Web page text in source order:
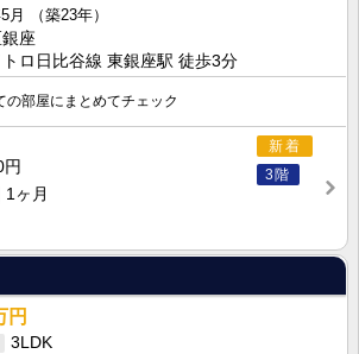
月
（築23年）
座
ロ日比谷線 東銀座駅 徒歩3分
の部屋にまとめてチェック
新着
3階
円
1ヶ月
円
3LDK